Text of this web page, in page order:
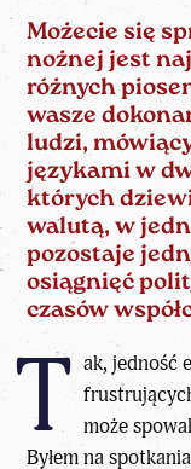
Możecie się
nożnej jest
różnych
wasze
ludzi,
językami w
których
walutą, w
pozostaje
osiągnięć
czasów
T ak, jedność
może
Byłem na